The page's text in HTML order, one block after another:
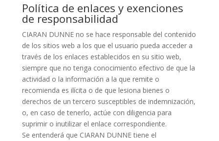
Política de enlaces y exenciones
de responsabilidad
CIARAN DUNNE no se hace responsable del contenido
de los sitios web a los que el usuario pueda acceder a
través de los enlaces establecidos en su sitio web,
siempre que no tenga conocimiento efectivo de que la
actividad o la información a la que remite o
recomienda es ilícita o de que lesiona bienes o
derechos de un tercero susceptibles de indemnización,
o, en caso de tenerlo, actúe con diligencia para
suprimir o inutilizar el enlace correspondiente.
Se entenderá que CIARAN DUNNE tiene el